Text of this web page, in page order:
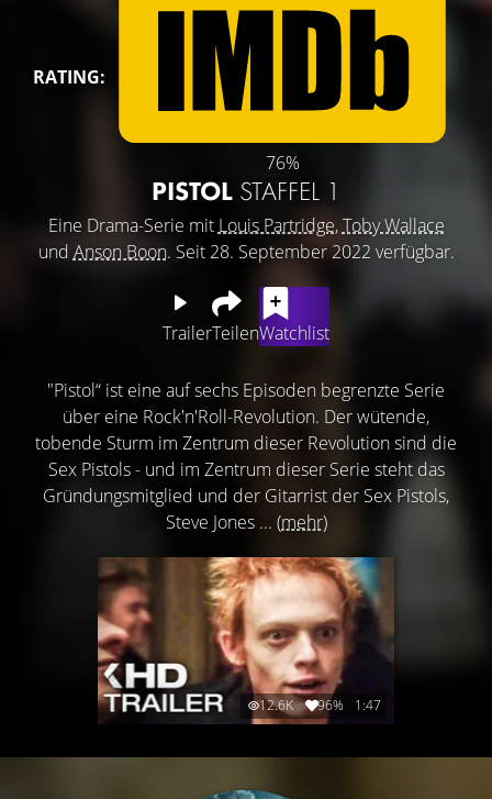
RATING:
76%
PISTOL STAFFEL 1
Eine Drama-Serie mit Louis Partridge,Toby Wallace
und Anson Boon. Seit 28. September 2022 verfügbar.
TrailerTeilenWatchlist
"Pistol“ ist eine auf sechs Episoden begrenzte Serie
über eine Rock'n'Roll-Revolution. Der wütende,
tobende Sturm im Zentrum dieser Revolution sind die
Sex Pistols - und im Zentrum dieser Serie steht das
Gründungsmitglied und der Gitarrist der Sex Pistols,
Steve Jones ... (mehr)
12.6K 96% 1:47